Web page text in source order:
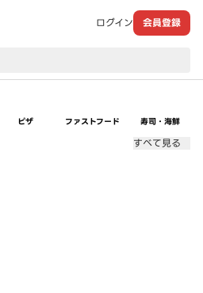
ログイン 会員登録
ピザ ファストフード 寿司・海鮮
すべて見る